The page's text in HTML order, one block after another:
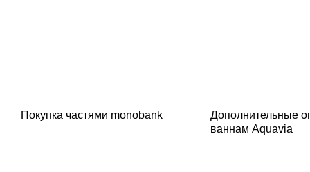
Покупка частями monobank
Дополнительные
ваннам Aquavia